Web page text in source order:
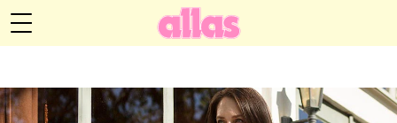
Anna María Larssons blogg